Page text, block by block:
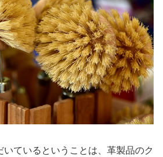
ているということは、革製品のク